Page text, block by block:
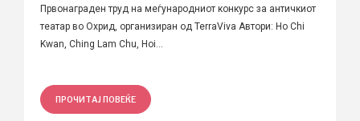
Првонаграден труд на меѓународниот конкурс за античкиот
театар во Охрид, организиран од TerraViva Автори: Ho Chi
Kwan, Ching Lam Chu, Hoi...
ПРОЧИТАЈ ПОВЕЌЕ